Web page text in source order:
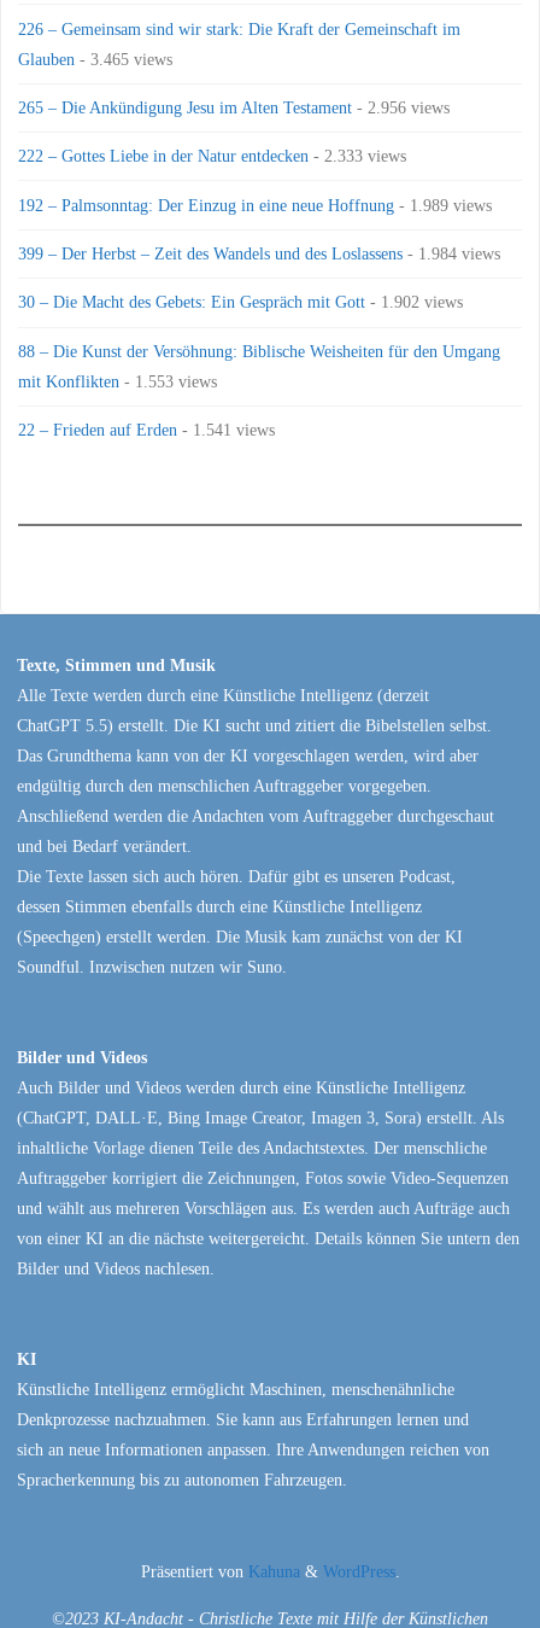
226 – Gemeinsam sind wir stark: Die Kraft der Gemeinschaft im
Glauben - 3.465 views
265 – Die Ankündigung Jesu im Alten Testament - 2.956 views
222 – Gottes Liebe in der Natur entdecken - 2.333 views
192 – Palmsonntag: Der Einzug in eine neue Hoffnung - 1.989 views
399 – Der Herbst – Zeit des Wandels und des Loslassens - 1.984 views
30 – Die Macht des Gebets: Ein Gespräch mit Gott - 1.902 views
88 – Die Kunst der Versöhnung: Biblische Weisheiten für den Umgang
mit Konflikten - 1.553 views
22 – Frieden auf Erden - 1.541 views
Texte, Stimmen und Musik
Alle Texte werden durch eine Künstliche Intelligenz (derzeit
ChatGPT 5.5) erstellt. Die KI sucht und zitiert die Bibelstellen selbst.
Das Grundthema kann von der KI vorgeschlagen werden, wird aber
endgültig durch den menschlichen Auftraggeber vorgegeben.
Anschließend werden die Andachten vom Auftraggeber durchgeschaut
und bei Bedarf verändert.
Die Texte lassen sich auch hören. Dafür gibt es unseren Podcast,
dessen Stimmen ebenfalls durch eine Künstliche Intelligenz
(Speechgen) erstellt werden. Die Musik kam zunächst von der KI
Soundful. Inzwischen nutzen wir Suno.
Bilder und Videos
Auch Bilder und Videos werden durch eine Künstliche Intelligenz
(ChatGPT, DALL·E, Bing Image Creator, Imagen 3, Sora) erstellt. Als
inhaltliche Vorlage dienen Teile des Andachtstextes. Der menschliche
Auftraggeber korrigiert die Zeichnungen, Fotos sowie Video-Sequenzen
und wählt aus mehreren Vorschlägen aus. Es werden auch Aufträge auch
von einer KI an die nächste weitergereicht. Details können Sie untern den
Bilder und Videos nachlesen.
KI
Künstliche Intelligenz ermöglicht Maschinen, menschenähnliche
Denkprozesse nachzuahmen. Sie kann aus Erfahrungen lernen und
sich an neue Informationen anpassen. Ihre Anwendungen reichen von
Spracherkennung bis zu autonomen Fahrzeugen.
Präsentiert von Kahuna & WordPress.
©2023 KI-Andacht - Christliche Texte mit Hilfe der Künstlichen